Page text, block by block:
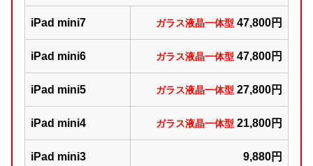
iPad mini7 ガラス液晶一体型 47,800円
iPad mini6 ガラス液晶一体型 47,800円
iPad mini5 ガラス液晶一体型 27,800円
iPad mini4 ガラス液晶一体型 21,800円
iPad mini3 9,880円